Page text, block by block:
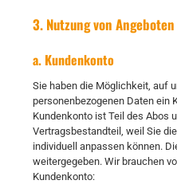
3. Nutzung von Angeboten
a. Kundenkonto
Sie haben die Möglichkeit, auf
personenbezogenen Daten ein
Kundenkonto ist Teil des Abos
Vertragsbestandteil, weil Sie
individuell anpassen können.
weitergegeben. Wir brauchen
Kundenkonto: